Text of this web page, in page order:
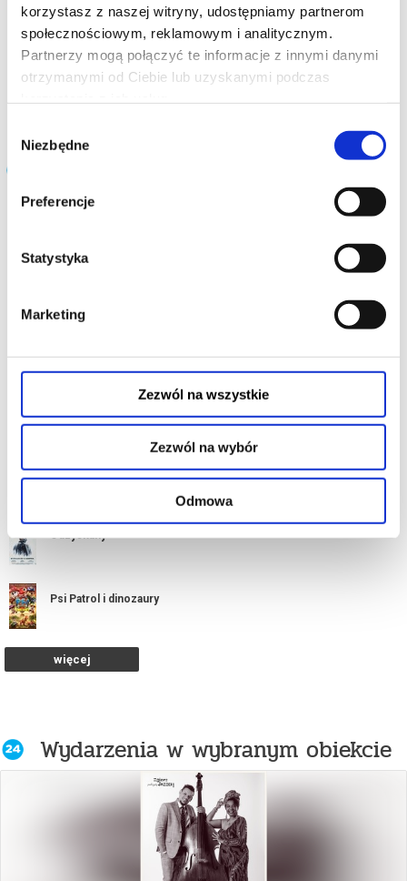
korzystasz z naszej witryny, udostępniamy partnerom
społecznościowym, reklamowym i analitycznym.
Partnerzy mogą połączyć te informacje z innymi danymi
otrzymanymi od Ciebie lub uzyskanymi podczas
zgody
Niezbędne
Preferencje
Statystyka
Marketing
Zezwól na wszystkie
Zezwól na wybór
Odmowa
SPIDER-MAN. CAŁKIEM NOWY DZIEŃ . 2D NAPISY
czytaj opis
Księga pustyni
Odzyskany
Psi Patrol i dinozaury
Pucio kocha zwierzaki sensoryczny
Spider-Man. Całkiem nowy dzień . 2D
„André Rieu. Niech żyje Maastricht!”
więcej
Wydarzenia w wybranym obiekcie